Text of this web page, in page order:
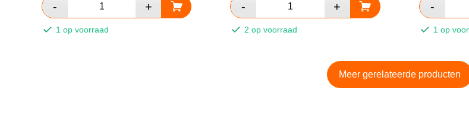
1 op voorraad 2 op voorraad 1 op
Meer gerelateerde producten